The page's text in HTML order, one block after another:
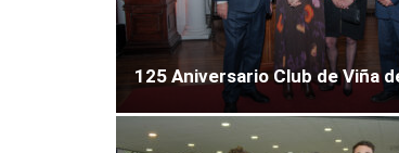
125 Aniversario Club de Viña